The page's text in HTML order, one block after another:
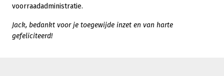
voorraadadministratie.
Jack, bedankt voor je toegewijde inzet en van harte
gefeliciteerd!